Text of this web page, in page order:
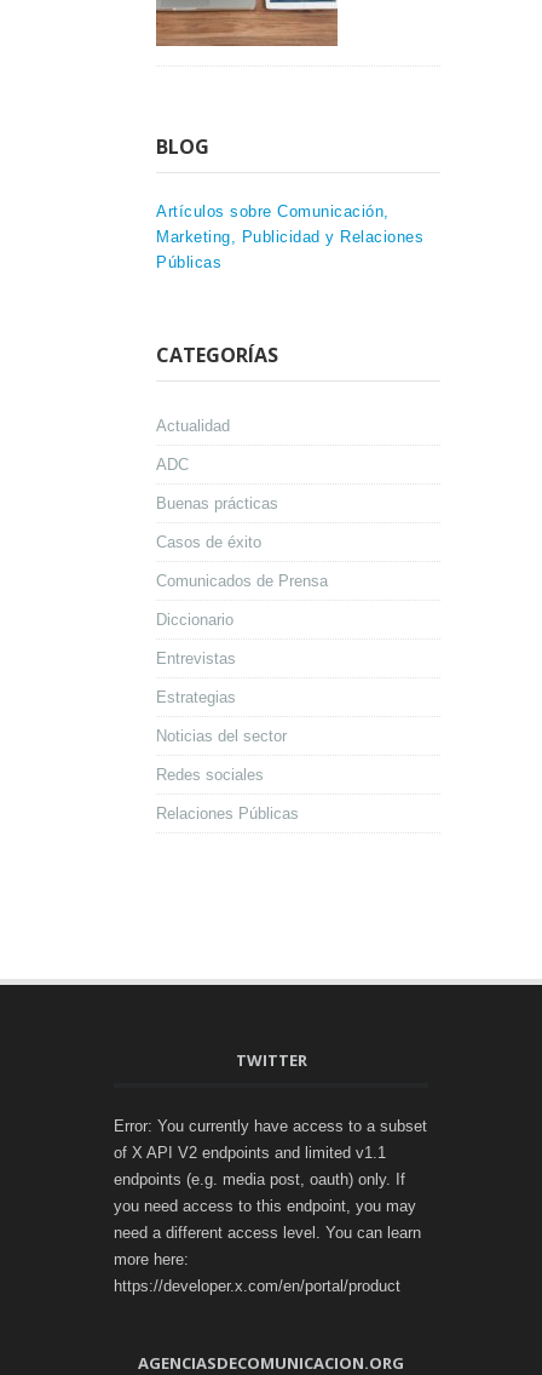
BLOG
Artículos sobre Comunicación,
Marketing, Publicidad y Relaciones
Públicas
CATEGORÍAS
Actualidad
ADC
Buenas prácticas
Casos de éxito
Comunicados de Prensa
Diccionario
Entrevistas
Estrategias
Noticias del sector
Redes sociales
Relaciones Públicas
TWITTER
Error: You currently have access to a subset
of X API V2 endpoints and limited v1.1
endpoints (e.g. media post, oauth) only. If
you need access to this endpoint, you may
need a different access level. You can learn
more here:
https://developer.x.com/en/portal/product
AGENCIASDECOMUNICACION.ORG